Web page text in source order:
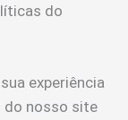
do
experiência
do nosso site